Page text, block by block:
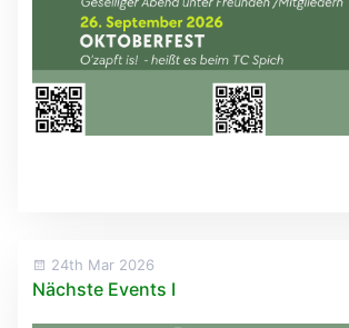
24th Mar 2026
Nächste Events I